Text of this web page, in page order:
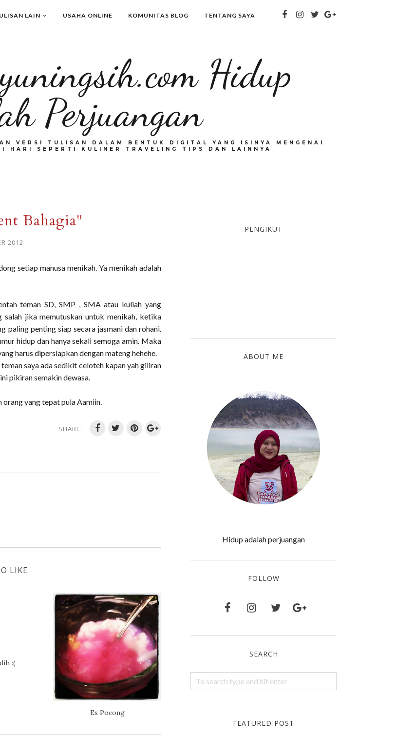
LAIN USAHA ONLINE KOMUNITAS BLOG TENTANG SAYA
Hidup
Perjuangan
VERSI TULISAN DALAM BENTUK DIGITAL YANG ISINYA MENGENAI
HARI SEPERTI KULINER TRAVELING TIPS DAN LAINNYA
Bahagia"
2012
setiap manusa menikah. Ya menikah adalah
teman SD, SMP , SMA atau kuliah yang
jika memutuskan untuk menikah, ketika
paling penting siap secara jasmani dan rohani.
hidup dan hanya sekali semoga amin. Maka
harus dipersiapkan dengan mateng hehehe.
saya ada sedikit celoteh kapan yah giliran
pikiran semakin dewasa.
yang tepat pula Aamiin.
SHARE:
LIKE
:(
Es Pocong
PENGIKUT
ABOUT ME
Hidup adalah perjuangan
FOLLOW
SEARCH
FEATURED POST